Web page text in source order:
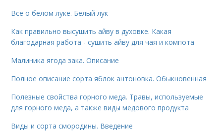
Все о белом луке. Белый лук
Как правильно высушить айву в духовке. Какая
благодарная работа - сушить айву для чая и компота
Малиника ягода зака. Описание
Полное описание сорта яблок антоновка. Обыкновенная
Полезные свойства горного меда. Травы, используемые
для горного меда, а также виды медового продукта
Виды и сорта смородины. Введение